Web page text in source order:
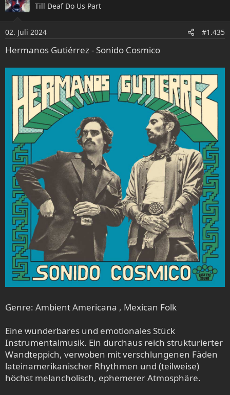
Till Deaf Do Us Part
02. Juli 2024 #1.435
Hermanos Gutiérrez - Sonido Cosmico
Genre: Ambient Americana , Mexican Folk
Eine wunderbares und emotionales Stück
Instrumentalmusik. Ein durchaus reich strukturierter
Wandteppich, verwoben mit verschlungenen Fäden
lateinamerikanischer Rhythmen und (teilweise)
höchst melancholisch, ephemerer Atmosphäre.